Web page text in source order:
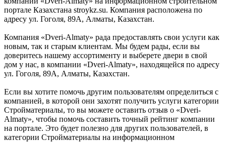
портале Казахстана stroykz.su. Компания расположена по
адресу ул. Гоголя, 89А, Алматы, Казахстан.
Компания «Dveri-Almaty» рада предоставлять свои услуги как
новым, так и старым клиентам. Мы будем рады, если вы
доверитесь нашему ассортименту и выберете двери в свой
дом у нас, в компании «Dveri-Almaty», находящейся по адресу
ул. Гоголя, 89А, Алматы, Казахстан.
Если вы хотите помочь другим пользователям определиться с
компанией, в которой они захотят получить услуги категории
Стройматериалы, то вы можете оставить отзыв о «Dveri-
Almaty», чтобы помочь составить точный рейтинг компании
на портале. Это будет полезно для других пользователей, в
категории Стройматериалы на информационном